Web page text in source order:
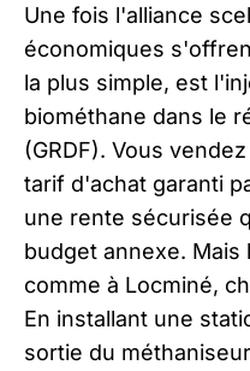
Une fois l'alliance
économiques
la plus simple, est
biométhane dans le
(GRDF). Vous
tarif d'achat garanti
une rente sécurisée
budget annexe. Mais
comme à Locminé,
En installant une
sortie du